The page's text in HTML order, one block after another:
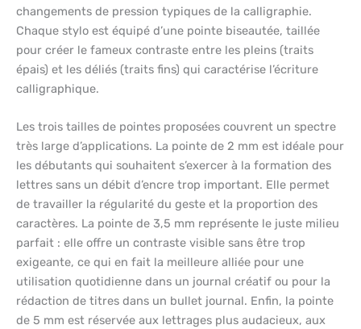
changements de pression typiques de la calligraphie.
Chaque stylo est équipé d’une pointe biseautée, taillée
pour créer le fameux contraste entre les pleins (traits
épais) et les déliés (traits fins) qui caractérise l’écriture
calligraphique.
Les trois tailles de pointes proposées couvrent un spectre
très large d’applications. La pointe de 2 mm est idéale pour
les débutants qui souhaitent s’exercer à la formation des
lettres sans un débit d’encre trop important. Elle permet
de travailler la régularité du geste et la proportion des
caractères. La pointe de 3,5 mm représente le juste milieu
parfait : elle offre un contraste visible sans être trop
exigeante, ce qui en fait la meilleure alliée pour une
utilisation quotidienne dans un journal créatif ou pour la
rédaction de titres dans un bullet journal. Enfin, la pointe
de 5 mm est réservée aux lettrages plus audacieux, aux